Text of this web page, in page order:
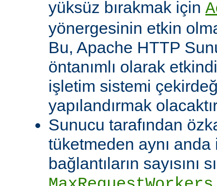
yüksüz bırakmak için
yönergesinin etkin
Bu, Apache HTTP
öntanımlı olarak
işletim sistemi
yapılandırmak
Sunucu tarafından
tüketmeden aynı
bağlantıların sayısını